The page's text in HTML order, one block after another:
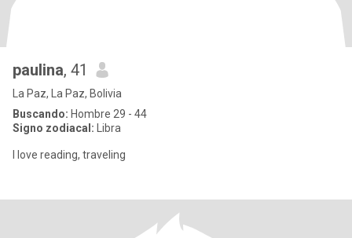
paulina, 41
La Paz, La Paz, Bolivia
Buscando: Hombre 29 - 44
Signo zodiacal: Libra
I love reading, traveling